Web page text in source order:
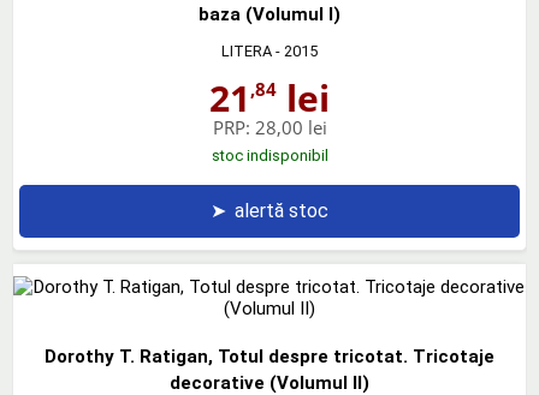
baza (Volumul I)
LITERA - 2015
21 ,84 lei
PRP: 28,00 lei
stoc indisponibil
➤ alertă stoc
Dorothy T. Ratigan, Totul despre tricotat. Tricotaje
decorative (Volumul II)